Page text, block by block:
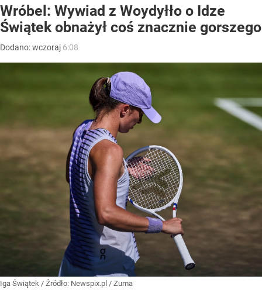
Wróbel: Wywiad z Woydyłło o Idze
Świątek obnażył coś znacznie gorszego
Dodano:wczoraj 6:08
Iga Świątek / Źródło: Newspix.pl / Zuma